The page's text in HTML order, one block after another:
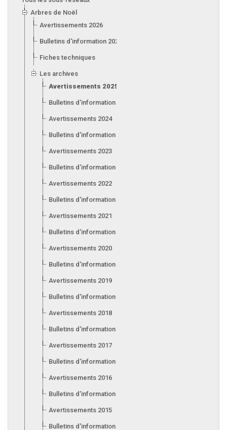
Arbres de Noël
Avertissements 2026
Bulletins d'information 2026
Fiches techniques
Les archives
Avertissements 2025
Bulletins d'information 2025
Avertissements 2024
Bulletins d'information 2024
Avertissements 2023
Bulletins d'information 2023
Avertissements 2022
Bulletins d'information 2022
Avertissements 2021
Bulletins d'information 2021
Avertissements 2020
Bulletins d'information 2020
Avertissements 2019
Bulletins d'information 2019
Avertissements 2018
Bulletins d'information 2018
Avertissements 2017
Bulletins d'information 2017
Avertissements 2016
Bulletins d'information 2016
Avertissements 2015
Bulletins d'information 2015